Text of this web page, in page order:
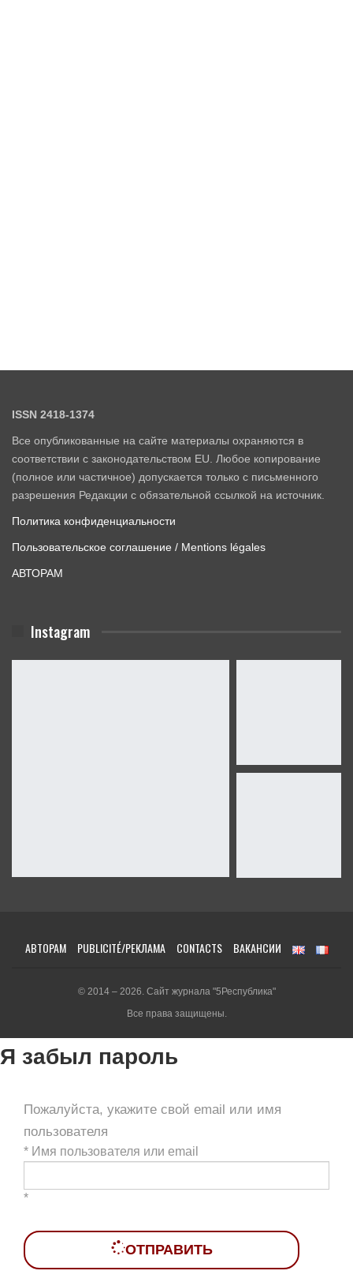
ISSN 2418-1374
Все опубликованные на сайте материалы охраняются в
соответствии с законодательством EU. Любое копирование
(полное или частичное) допускается только с письменного
разрешения Редакции с обязательной ссылкой на источник.
Политика конфиденциальности
Пользовательское соглашение / Mentions légales
АВТОРАМ
Instagram
АВТОРАМ PUBLICITÉ/РЕКЛАМА CONTACTS ВАКАНСИИ
© 2014 – 2026. Сайт журнала "5Республика"
Все права защищены.
Я забыл пароль
Пожалуйста, укажите свой email или имя
пользователя
* Имя пользователя или email
*
ОТПРАВИТЬ